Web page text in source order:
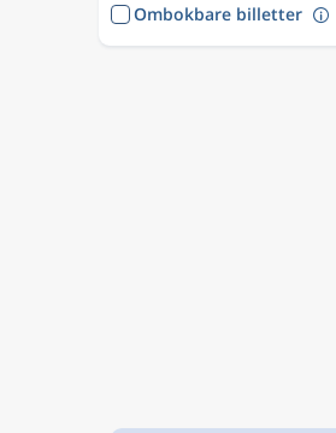
Ombokbare billetter